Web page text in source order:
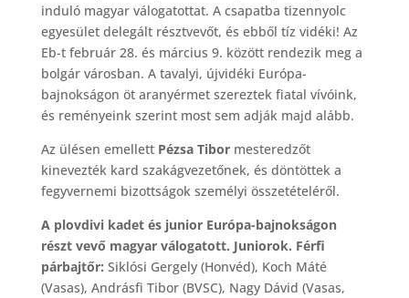
induló magyar válogatottat. A csapatba tizennyolc
egyesület delegált résztvevőt, és ebből tíz vidéki! Az
Eb-t február 28. és március 9. között rendezik meg a
bolgár városban. A tavalyi, újvidéki Európa-
bajnokságon öt aranyérmet szereztek fiatal vívóink,
és reményeink szerint most sem adják majd alább.
Az ülésen emellett Pézsa Tibormesteredzőt
kinevezték kard szakágvezetőnek, és döntöttek a
fegyvernemi bizottságok személyi összetételéről.
A plovdivi kadet és junior Európa-bajnokságon
részt vevő magyar válogatott. Juniorok. Férfi
párbajtőr: Siklósi Gergely (Honvéd), Koch Máté
(Vasas), Andrásfi Tibor (BVSC), Nagy Dávid (Vasas,